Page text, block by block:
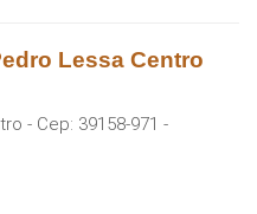
Lessa Centro
- Cep: 39158-971 -